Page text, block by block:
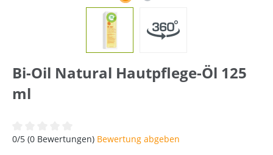
Bi-Oil Natural Hautpflege-Öl 125
ml
Durchschnittliche Bewertung von 0 von 5 Sternen
0/5 (0 Bewertungen) Bewertung abgeben